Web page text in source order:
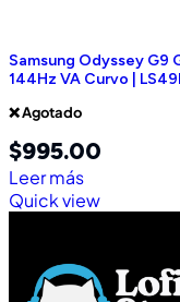
Samsung Odyssey G9
144Hz VA Curvo |
❌ Agotado
$995.00
Leer más
Quick view